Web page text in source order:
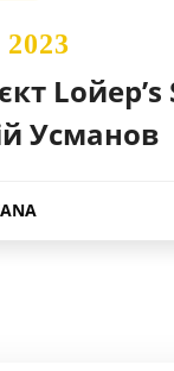
Lойер’s
Усманов